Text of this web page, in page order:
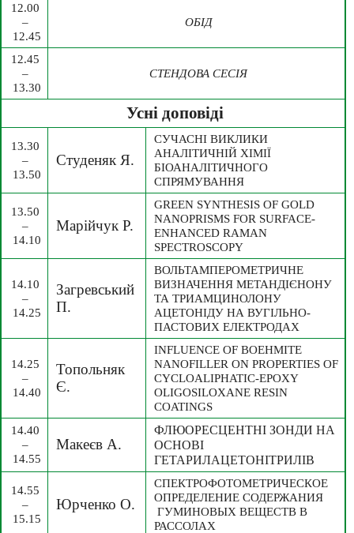
12.00
–
12.45
ОБІД
12.45
–
13.30
СТЕНДОВА СЕСІЯ
Усні доповіді
13.30
–
13.50
Студеняк Я.
СУЧАСНІ ВИКЛИКИ
АНАЛІТИЧНІЙ ХІМІЇ
БІОАНАЛІТИЧНОГО
СПРЯМУВАННЯ
13.50
–
14.10
Марійчук Р.
GREEN SYNTHESIS OF GOLD
NANOPRISMS FOR SURFACE-
ENHANCED RAMAN
SPECTROSCOPY
14.10
–
14.25
Загревський
П.
ВОЛЬТАМПЕРОМЕТРИЧНЕ
ВИЗНАЧЕННЯ МЕТАНДІЄНОНУ
ТА ТРИАМЦИНОЛОНУ
АЦЕТОНІДУ НА ВУГІЛЬНО-
ПАСТОВИХ ЕЛЕКТРОДАХ
14.25
–
14.40
Топольняк
Є.
INFLUENCE OF BOEHMITE
NANOFILLER ON PROPERTIES OF
CYCLOALIPHATIC-EPOXY
OLIGOSILOXANE RESIN
COATINGS
14.40
–
14.55
Макеєв А.
ФЛЮОРЕСЦЕНТНІ ЗОНДИ НА
ОСНОВІ
ГЕТАРИЛАЦЕТОНІТРИЛІВ
14.55
–
15.15
Юрченко О.
СПЕКТРОФОТОМЕТРИЧЕСКОЕ
ОПРЕДЕЛЕНИЕ СОДЕРЖАНИЯ
ГУМИНОВЫХ ВЕЩЕСТВ В
РАССОЛАХ